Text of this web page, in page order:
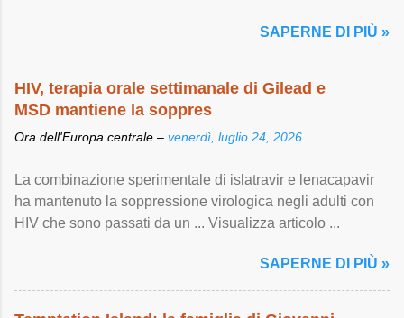
SAPERNE DI PIÙ »
HIV, terapia orale settimanale di Gilead e
MSD mantiene la soppres
Ora dell'Europa centrale – venerdì, luglio 24, 2026
La combinazione sperimentale di islatravir e lenacapavir
ha mantenuto la soppressione virologica negli adulti con
HIV che sono passati da un ... Visualizza articolo ...
SAPERNE DI PIÙ »